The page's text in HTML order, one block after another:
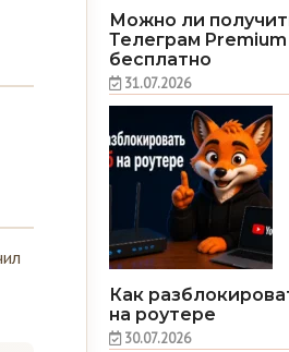
Можно ли
Телеграм Premium
бесплатно
31.07.2026
Как
на роутере
30.07.2026